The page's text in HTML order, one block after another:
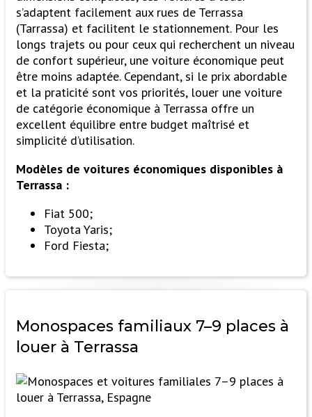
s’adaptent facilement aux rues de Terrassa
(Tarrassa) et facilitent le stationnement. Pour les
longs trajets ou pour ceux qui recherchent un niveau
de confort supérieur, une voiture économique peut
être moins adaptée. Cependant, si le prix abordable
et la praticité sont vos priorités, louer une voiture
de catégorie économique à Terrassa offre un
excellent équilibre entre budget maîtrisé et
simplicité d’utilisation.
Modèles de voitures économiques disponibles à
Terrassa :
Fiat 500;
Toyota Yaris;
Ford Fiesta;
Monospaces familiaux 7–9 places à
louer à Terrassa